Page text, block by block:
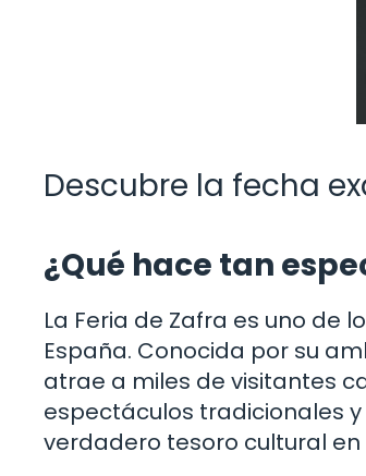
Descubre la fecha
¿Qué hace tan
La Feria de Zafra es uno de
España. Conocida por su
atrae a miles de visitantes
espectáculos tradicionales
verdadero tesoro cultural